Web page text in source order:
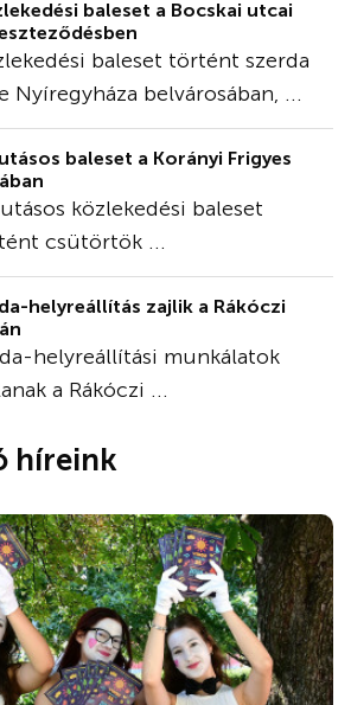
baleset a Bocskai utcai
baleset történt szerda
Nyíregyháza belvárosában, ...
baleset a Korányi Frigyes
közlekedési baleset
csütörtök ...
helyreállítás zajlik a Rákóczi
helyreállítási munkálatok
a Rákóczi ...
híreink